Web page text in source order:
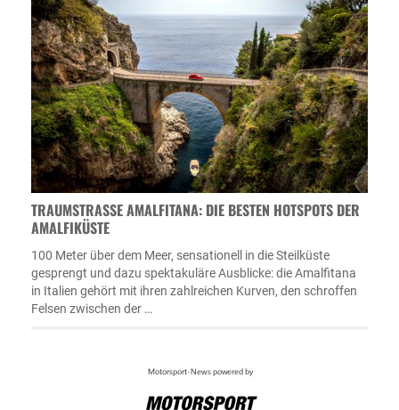
TRAUMSTRASSE AMALFITANA: DIE BESTEN HOTSPOTS DER A
MALFIKÜSTE
100 Meter über dem Meer, sensationell in die Steilküste
gesprengt und dazu spektakuläre Ausblicke: die Amalfitana
in Italien gehört mit ihren zahlreichen Kurven, den schroffen
Felsen zwischen der …